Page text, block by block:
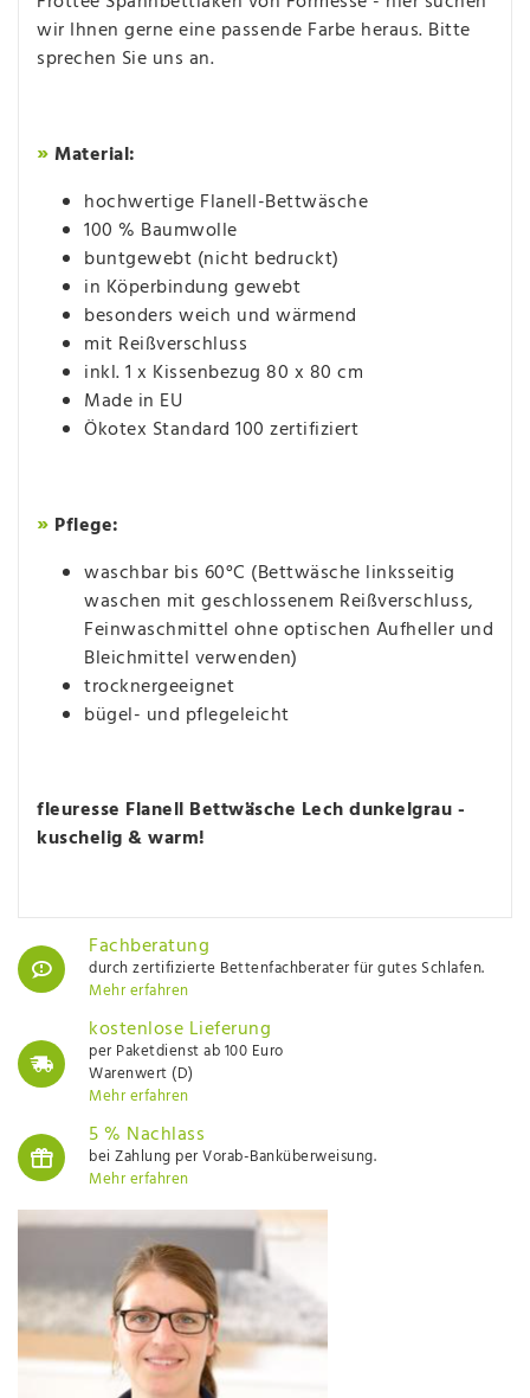
wir Ihnen gerne eine passende Farbe heraus. Bitte
sprechen Sie uns an.
»Material:
hochwertige Flanell-Bettwäsche
100 % Baumwolle
buntgewebt (nicht bedruckt)
in Köperbindung gewebt
besonders weich und wärmend
mit Reißverschluss
inkl. 1 x Kissenbezug 80 x 80 cm
Made in EU
Ökotex Standard 100 zertifiziert
» Pflege:
waschbar bis 60°C (Bettwäsche linksseitig
waschen mit geschlossenem Reißverschluss,
Feinwaschmittel ohne optischen Aufheller und
Bleichmittel verwenden)
trocknergeeignet
bügel- und pflegeleicht
fleuresse Flanell Bettwäsche Lech dunkelgrau -
kuschelig & warm!
Fachberatung
durch zertifizierte Bettenfachberater für gutes Schlafen.
Mehr erfahren
kostenlose Lieferung
per Paketdienst ab 100 Euro
Warenwert (D)
Mehr erfahren
5 % Nachlass
bei Zahlung per Vorab-Banküberweisung.
Mehr erfahren